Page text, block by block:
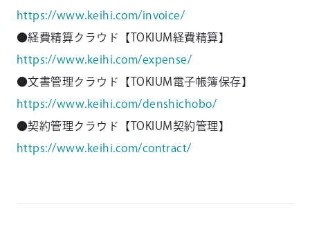
https://www.keihi.com/invoice/
●経費精算クラウド【TOKIUM経費精算】
https://www.keihi.com/expense/
●文書管理クラウド【TOKIUM電子帳簿保存】
https://www.keihi.com/denshichobo/
●契約管理クラウド【TOKIUM契約管理】
https://www.keihi.com/contract/